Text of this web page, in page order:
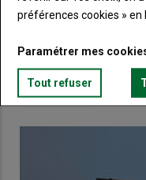
Lien
VOUS AIMEREZ
préférences cookies » en
Paramétrer mes
Tout refuser